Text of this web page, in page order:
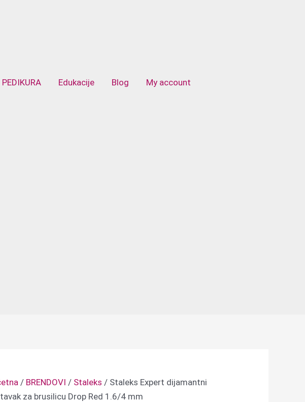
PEDIKURA Edukacije Blog My account
/ BRENDOVI / Staleks / Staleks Expert dijamantni
za brusilicu Drop Red 1.6/4 mm